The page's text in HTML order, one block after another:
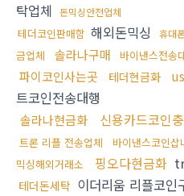
탁업체 돈믹싱안전업체
테더코인판매함 해외돈믹싱 휴대
금업체
솔라나구매 바이낸스전송
파이코인사는곳 테더현금화
트코인전송대행
솔라나현금화 신용카드코인
트론 리플 전송업체 바이낸스코인삽
믹싱해외거래소
핑오다현금화
테더돈세탁 이더리움 리플코인